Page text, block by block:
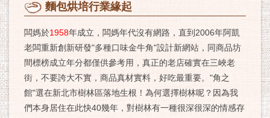
麵包烘培行業緣起
闆媽於1958年成立，闆媽年代沒有網路，直到2006年阿凱
老闆重新創新研發"多種口味金牛角"設計新網站，同商品坊
間標榜成立年分都僅供參考用，真正的老店確實在三峽老
街，不要誇大不實，商品真材實料，好吃最重要。"角之
館"選在新北市樹林區落地生根！為何選擇樹林呢？因為我
們本身居住在此快40幾年，對樹林有一種很深很深的情感存